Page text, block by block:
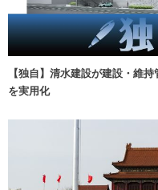
【独自】清水建設が建設・維
を実用化